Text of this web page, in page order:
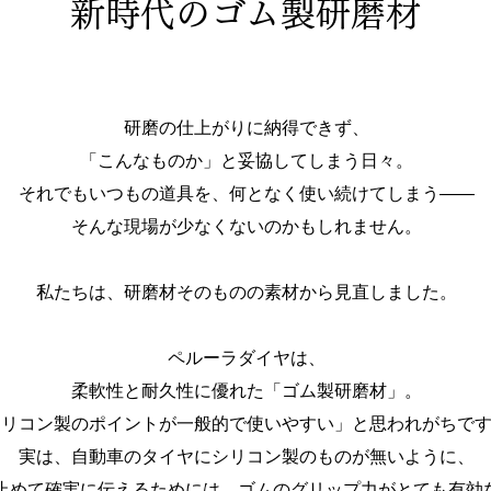
新時代のゴム製研磨材
研磨の仕上がりに納得できず、
「こんなものか」と妥協してしまう日々。
それでもいつもの道具を、何となく使い続けてしまう——
そんな現場が少なくないのかもしれません。
私たちは、研磨材そのものの素材から見直しました。
ペルーラダイヤは、
柔軟性と耐久性に優れた「ゴム製研磨材」。
コン製のポイントが一般的で使いやすい」と思われがちです
実は、自動車のタイヤにシリコン製のものが無いように、